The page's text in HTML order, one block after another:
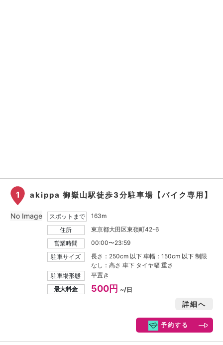
1 akippa 御嶽山駅徒歩3分駐車場【バイク専用】
スポットまで
163m
住所
東京都大田区東嶺町42-6
営業時間
00:00〜23:59
駐車サイズ
長さ：250cm 以下 車幅：150cm 以下 制限
なし：高さ 車下 タイヤ幅 重さ
駐車場形態
平置き
最大料金
500円 ~/日
詳細へ
予約する
No Image